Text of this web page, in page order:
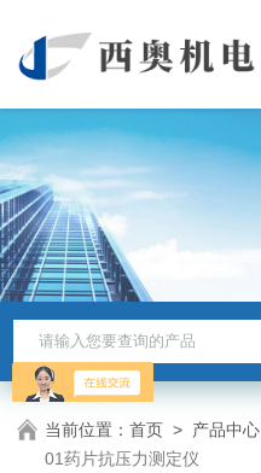
当前位置：首页 > 产品中心
01药片抗压力测定仪